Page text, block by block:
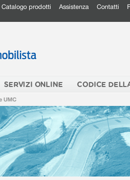
Catalogo prodotti Assistenza Contatti
SERVIZI ONLINE CODICE
UMC